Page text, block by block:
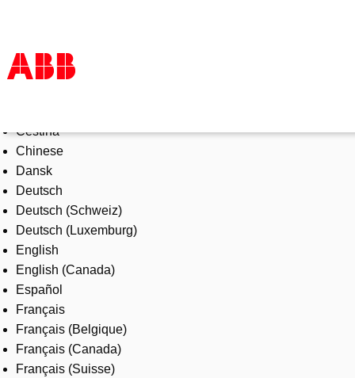
Products & Solutions
Industries
Services
About us
Where to buy
Contact us
Careers
Čeština
Chinese
Dansk
Deutsch
Deutsch (Schweiz)
Deutsch (Luxemburg)
English
English (Canada)
Español
Français
Français (Belgique)
Français (Canada)
Français (Suisse)